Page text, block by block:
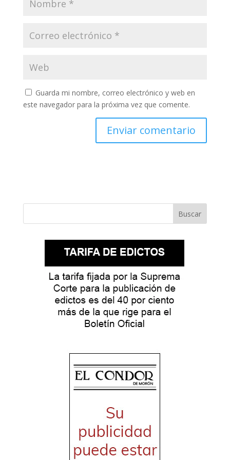
Guarda mi nombre, correo electrónico y web en
este navegador para la próxima vez que comente.
Buscar